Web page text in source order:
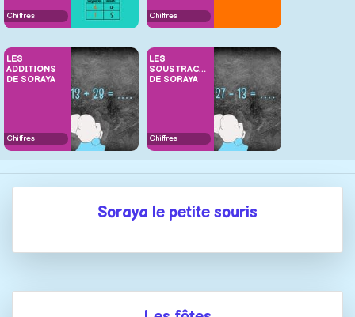
Chiffres Chiffres
LES
ADDITIONS
DE SORAYA
Chiffres
LES
SOUSTRACTIONS
DE SORAYA
Chiffres
Soraya le petite souris